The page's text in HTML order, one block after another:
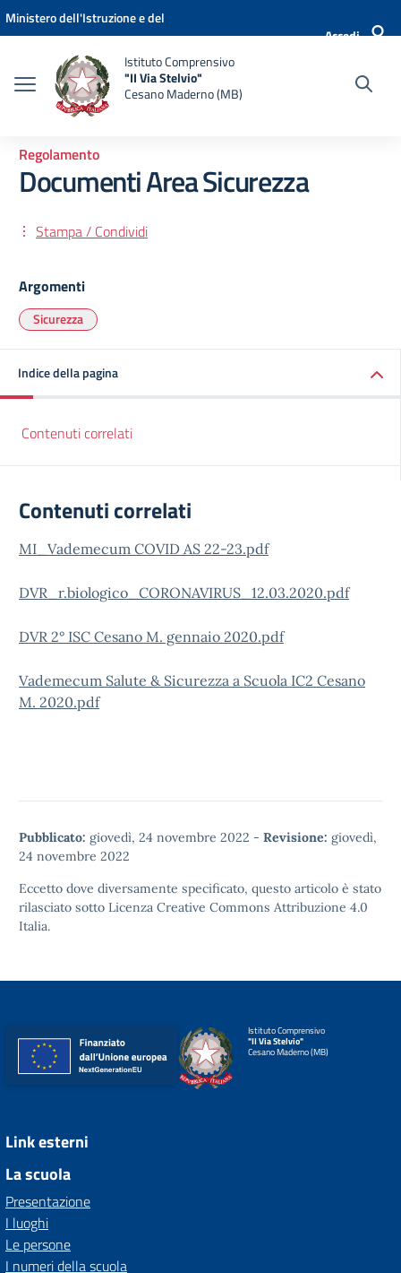
Vai ai contenuti
Vai al menu di navigazione
Vai al footer
Ministero dell'Istruzione e del
Accedi
Istituto Comprensivo
"II Via Stelvio"
Cesano Maderno (MB)
Regolamento
Documenti Area Sicurezza
Stampa / Condividi
Argomenti
Sicurezza
Indice della pagina
Contenuti correlati
Contenuti correlati
MI_Vademecum COVID AS 22-23.pdf
DVR_r.biologico_CORONAVIRUS_12.03.2020.pdf
DVR 2° ISC Cesano M. gennaio 2020.pdf
Vademecum Salute & Sicurezza a Scuola IC2 Cesano
M. 2020.pdf
Pubblicato: giovedì, 24 novembre 2022 - Revisione: giovedì,
24 novembre 2022
Eccetto dove diversamente specificato, questo articolo è stato
rilasciato sotto Licenza Creative Commons Attribuzione 4.0
Italia.
Istituto Comprensivo
"II Via Stelvio"
Cesano Maderno (MB)
Link esterni
La scuola
Presentazione
I luoghi
Le persone
I numeri della scuola